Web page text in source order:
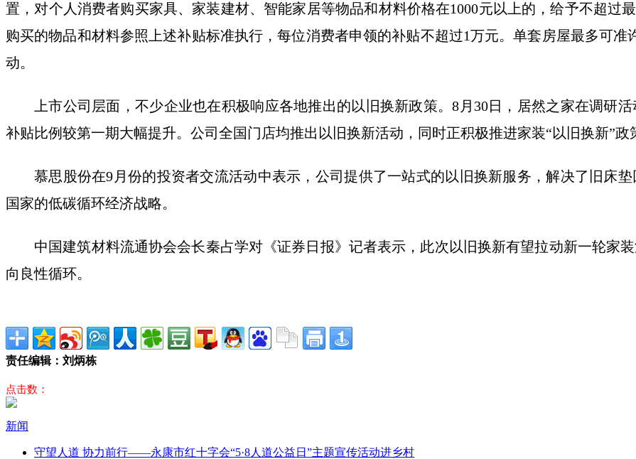
置，对个人消费者购买家具、家装建材、智能家居等物品和材料价格在1000元以上的，给予不超过
购买的物品和材料参照上述补贴标准执行，每位消费者申领的补贴不超过1万元。单套房屋最多可
动。
上市公司层面，不少企业也在积极响应各地推出的以旧换新政策。8月30日，居然之家在调研
补贴比例较第一期大幅提升。公司全国门店均推出以旧换新活动，同时正积极推进家装“以旧换新”政
慕思股份在9月份的投资者交流活动中表示，公司提供了一站式的以旧换新服务，解决了旧床
国家的低碳循环经济战略。
中国建筑材料流通协会会长秦占学对《证券日报》记者表示，此次以旧换新有望拉动新一轮家
向良性循环。
责任编辑：刘炳栋
点击数：
新闻
守望人道 协力前行——永康市红十字会“5·8人道公益日”主题宣传活动进乡村